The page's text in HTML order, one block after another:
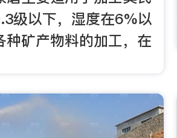
级以下，湿度在6%以
种矿产物料的加工，在